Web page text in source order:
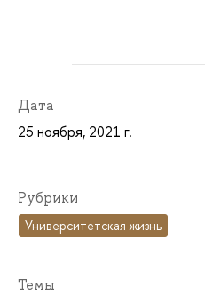
Дата
25 ноября, 2021 г.
Рубрики
Университетская жизнь
Темы